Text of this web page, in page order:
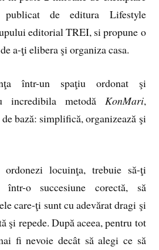
de editura Lifestyle
editorial TREI, si propune o
a-ţi elibera şi organiza casa.
într-un spaţiu ordonat şi
incredibila metodă KonMari,
bază: simplifică, organizează şi
locuinţa, trebuie să-ţi
într-o succesiune corectă, să
care-ţi sunt cu adevărat dragi şi
şi repede. După aceea, pentru tot
fi nevoie decât să alegi ce să